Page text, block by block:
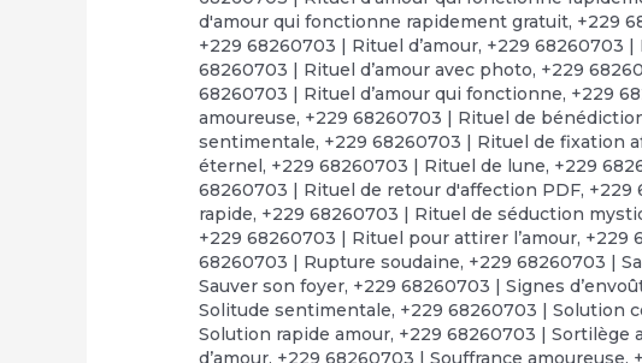
d'amour qui fonctionne rapidement gratuit, +229
+229 68260703 | Rituel d’amour, +229 68260703 |
68260703 | Rituel d’amour avec photo, +229
68260703 | Rituel d’amour qui fonctionne, +229
amoureuse, +229 68260703 | Rituel de
sentimentale, +229 68260703 | Rituel de fixation
éternel, +229 68260703 | Rituel de lune, +229
68260703 | Rituel de retour d'affection PDF, +229
rapide, +229 68260703 | Rituel de séduction
+229 68260703 | Rituel pour attirer l’amour, +229
68260703 | Rupture soudaine, +229 68260703 |
Sauver son foyer, +229 68260703 | Signes
Solitude sentimentale, +229 68260703 | Solution
Solution rapide amour, +229 68260703 | Sortilège
d’amour, +229 68260703 | Souffrance amoureuse,